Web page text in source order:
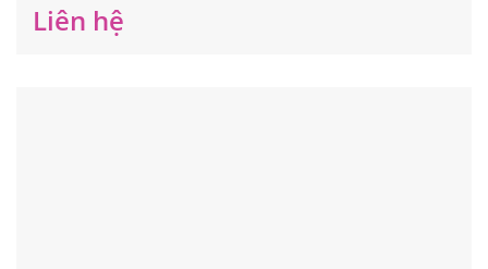
Liên hệ